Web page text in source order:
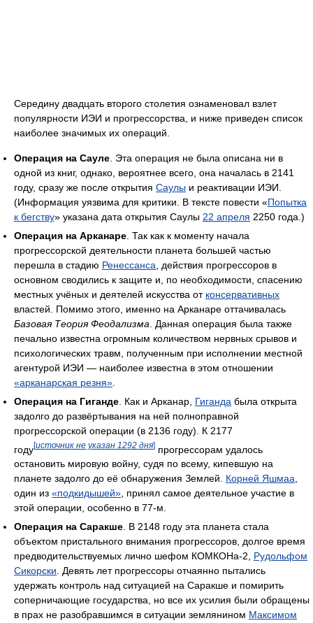
Середину двадцать второго столетия ознаменовал взлет
популярности ИЭИ и прогрессорства, и ниже приведен список
наиболее значимых их операций.
Операция на Сауле . Эта операция не была описана ни в
одной из книг, однако, вероятнее всего, она началась в 2141
году, сразу же после открытия Саулы и реактивации ИЭИ.
(Информация уязвима для критики. В тексте повести «Попытка
к бегству» указана дата открытия Саулы 22 апреля 2250 года.)
Операция на Арканаре . Так как к моменту начала
прогрессорской деятельности планета большей частью
перешла в стадию Ренессанса , действия прогрессоров в
основном сводились к защите и, по необходимости, спасению
местных учёных и деятелей искусства от консервативных
властей. Помимо этого, именно на Арканаре оттачивалась
Базовая Теория Феодализма . Данная операция была также
печально известна огромным количеством нервных срывов и
психологических травм, полученным при исполнении местной
агентурой ИЭИ — наиболее известна в этом отношении
«арканарская резня»
Операция на Гиганде . Как и Арканар, Гиганда была открыта
задолго до развёртывания на ней полноправной
прогрессорской операции (в 2136 году). К 2177
году[источник не указан 1292 дня] прогрессорам удалось
остановить мировую войну, судя по всему, кипевшую на
планете задолго до её обнаружения Землей. Корней Яшмаа,
один из «подкидышей», принял самое деятельное участие в
этой операции, особенно в 77-м.
Операция на Саракше. В 2148 году эта планета стала
объектом пристального внимания прогрессоров, долгое время
предводительствуемых лично шефом КОМКОНа-2, Рудольфом
Сикорски. Девять лет прогрессоры отчаянно пытались
удержать контроль над ситуацией на Саракше и помирить
соперничающие государства, но все их усилия были обращены
в прах не разобравшимся в ситуации землянином Максимом